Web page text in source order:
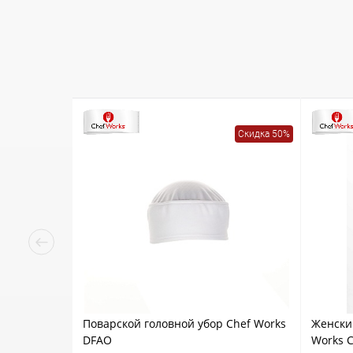
Скидка 50%
Поварской головной убор Chef Works
DFAO
Works